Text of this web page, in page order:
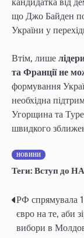
що Джо Байден
України у
Втім, лише
та Франції не
формування
необхідна
Угорщина та
швидкого
НОВИНИ
Теги: Вступ до
Навігація
записів
РФ спрямувала
євро на те, аби
вибори в